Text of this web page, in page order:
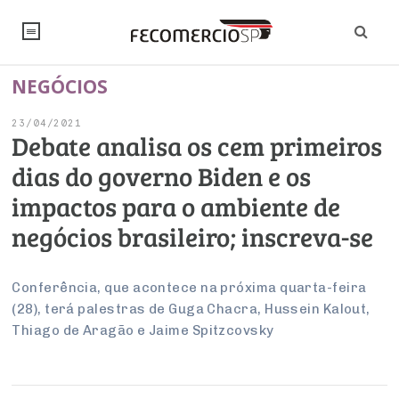
NOTÍCIAS
Editorial
Artigos
Institucional
Debates Fecomercio-SP
PROJETOS ESPECIAIS:
UM BRASIL
UM BRASIL
Economia
Pesquisas
Brasil
Internacional
Modernização do Estado
Inteligência Artificial
Legislação
Empresas
Arbitragem e Mediação
Varejo
Atacado
Sustentabilidade
SINDICATOS
PESQUISAS
FALE CONOSCO
Sobre
Imprensa
CONSELHOS
Conselho de Emprego e Relações do Trabalho
NEGÓCIOS
23/04/2021
Debate analisa os cem primeiros
dias do governo Biden e os
impactos para o ambiente de
negócios brasileiro; inscreva-se
Conferência, que acontece na próxima quarta-feira
(28), terá palestras de Guga Chacra, Hussein Kalout,
Thiago de Aragão e Jaime Spitzcovsky